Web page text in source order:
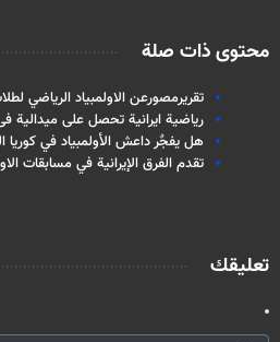
محتوى ذات صلة
تقريرمصورعن الاولمبياد الرياضي
رياضية ايرانية تحصل على ميدالية فی
هل يفجٌر داعش الأولمبياد في كوريا
تقدم الفرق الإيرانية في مسابقات
تعليقك